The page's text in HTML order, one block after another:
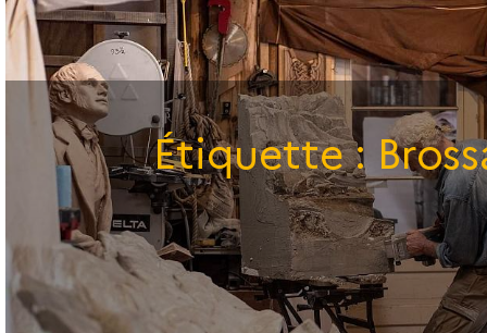
Étiquette :